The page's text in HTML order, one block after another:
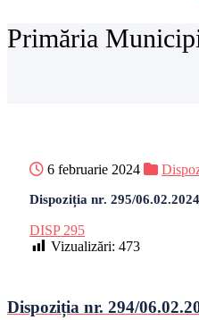
Primăria
6 februarie 2024
Dispoziția nr. 295/06.02.2024
DISP 295
Vizualizări: 473
Dispoziția nr. 294/